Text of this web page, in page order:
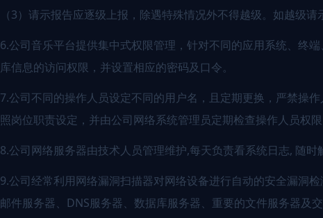
（3）请示报告应逐级上报，除遇特殊情况外不得越级。如越级请
6.公司音乐平台提供集中式权限管理，针对不同的应用系统、终
库信息的访问权限，并设置相应的密码及口令。
7.公司不同的操作人员设定不同的用户名，且定期更换，严禁操
照岗位职责设定，并由公司网络系统管理员定期检查操作人员权限
8.公司网络服务器由技术人员管理维护,每天负责看系统日志, 随时
9.公司经常利用网络漏洞扫描器对网络设备进行自动的安全漏洞
邮件服务器、DNS服务器、数据库服务器、重要的文件服务器及交